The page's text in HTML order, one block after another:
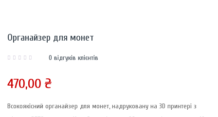
Органайзер для монет
0 відгуків клієнтів
470,00 ₴
Всокоякісний органайзер для монет, надруковану на 3D принтері з